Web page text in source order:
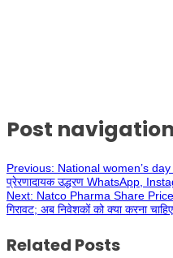
Post navigation
Previous: National women’s
प्रेरणादायक उद्धरण WhatsApp,
Next: Natco Pharma Share Price
गिरावट; अब निवेशकों को क्या करना
Related Posts